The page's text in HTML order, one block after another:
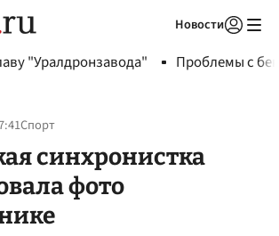
Новости
"Уралдронзавода" Проблемы с
Спорт
синхронистка
фото